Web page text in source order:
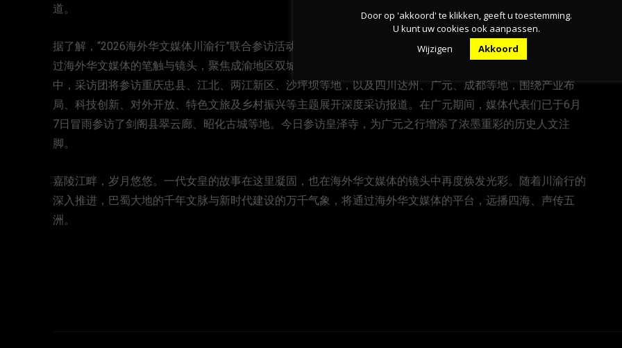
道。
据了解，“2026海外华文媒体川渝行”联合参访活动由四川省侨务办公室、重庆市侨务办公室共同主办，旨在通
过海外华文媒体的笔触与镜头，聚焦成渝地区双城经济圈建设，向世界讲述巴蜀新故事。在为期约两周的行程
中，采访团将参访重庆忠县、江北、两江新区、沙坪坝等地，以及四川达州、广元、成都等地，围绕产业布
局、科技创新、对外开放、特色文旅及乡村振兴等主题展开深度采访报道。在广元期间，媒体代表们已于6月
7日冒雨参访了剑阁县翠云廊、昭化古城等地。今日参访皇泽寺，为广元之行增添了浓墨重彩的历史人文注
脚。
嘉陵江畔，岁月悠悠。一代女皇的故事在这里凝固，也在海外华文媒体的镜头中再度焕发光彩。随着川渝行的
深入推进，巴蜀大地的千年文脉与新时代建设的万千气象，将通过海外华文媒体的平台，远播四海、声传五
洲。
Door op 'akkoord' te klikken, geeft u toestemming.
U kunt uw cookies ook aanpassen.
Wijzigen
Akkoord